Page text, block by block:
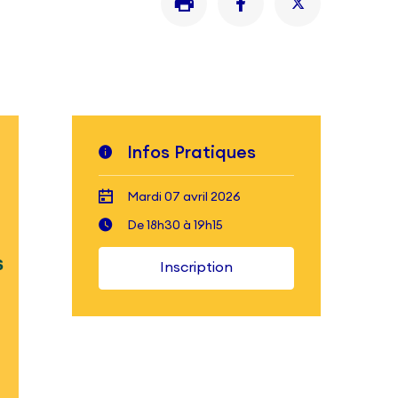
Infos Pratiques
Mardi 07 avril 2026
De 18h30 à 19h15
Inscription